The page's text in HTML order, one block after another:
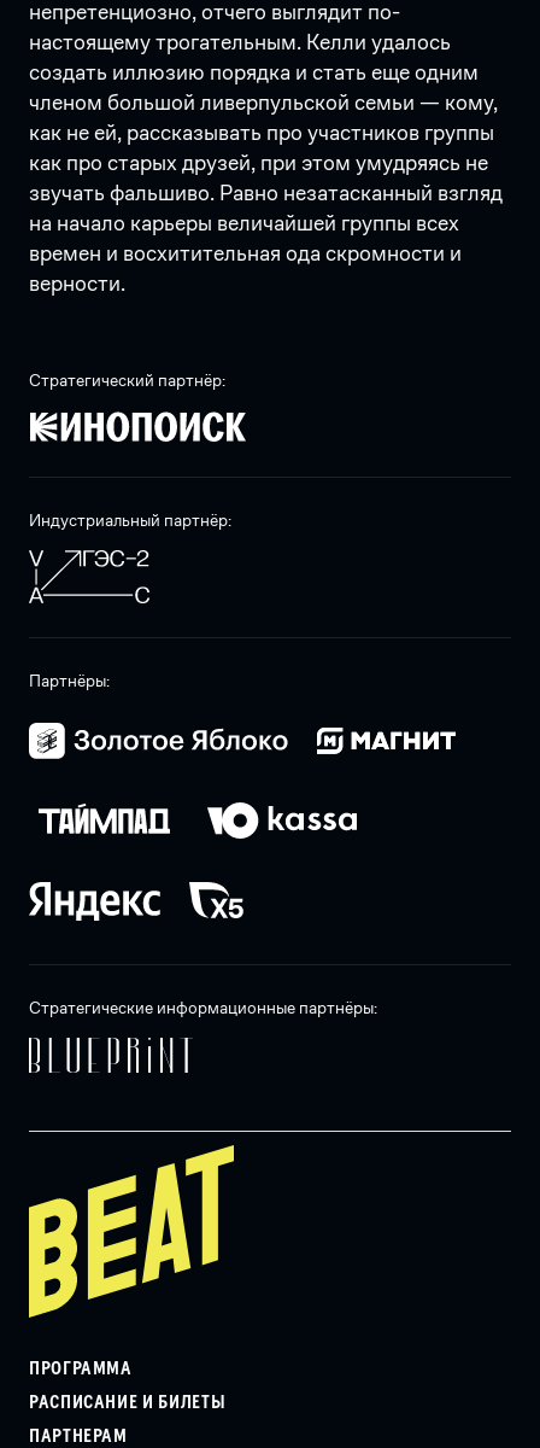
непретенциозно, отчего выглядит по-
настоящему трогательным. Келли удалось
создать иллюзию порядка и стать еще одним
членом большой ливерпульской семьи — кому,
как не ей, рассказывать про участников группы
как про старых друзей, при этом умудряясь не
звучать фальшиво. Равно незатасканный взгляд
на начало карьеры величайшей группы всех
времен и восхитительная ода скромности и
верности.
Стратегический партнёр:
Индустриальный партнёр:
Партнёры:
Стратегические информационные партнёры:
ПРОГРАММА
РАСПИСАНИЕ И БИЛЕТЫ
ПАРТНЕРАМ